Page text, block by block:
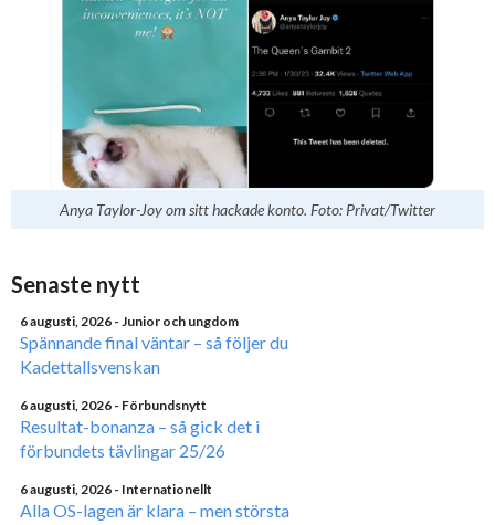
Anya Taylor-Joy om sitt hackade konto. Foto: Privat/Twitter
Senaste nytt
6 augusti, 2026 - Junior och ungdom
Spännande final väntar – så följer du
Kadettallsvenskan
6 augusti, 2026 - Förbundsnytt
Resultat-bonanza – så gick det i
förbundets tävlingar 25/26
6 augusti, 2026 - Internationellt
Alla OS-lagen är klara – men största